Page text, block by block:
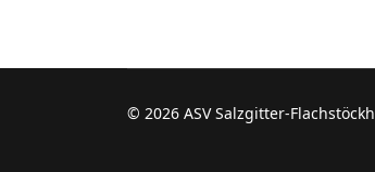
© 2026 ASV Salzgitter-